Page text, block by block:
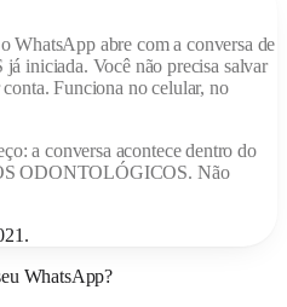
o WhatsApp abre com a conversa de
já iniciada. Você não precisa salvar
Funciona no celular, no
a conversa acontece dentro do
ODONTOLÓGICOS. Não
.
WhatsApp?